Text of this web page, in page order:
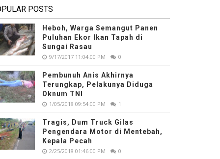
POSTS
Heboh, Warga Semangut Panen
Puluhan Ekor Ikan Tapah di
Sungai Rasau
9/17/2017 11:04:00 PM 0
Pembunuh Anis Akhirnya
Terungkap, Pelakunya Diduga
Oknum TNI
1/05/2018 09:54:00 PM 1
Tragis, Dum Truck Gilas
Pengendara Motor di Mentebah,
Kepala Pecah
2/25/2018 01:46:00 PM 0